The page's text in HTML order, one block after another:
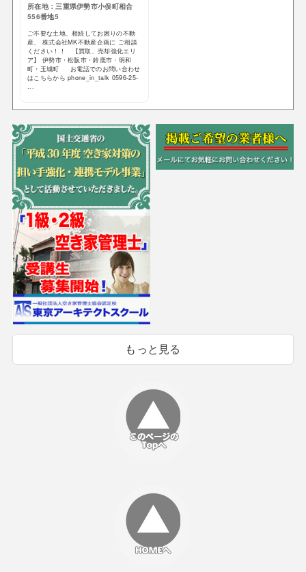
所在地：三重県伊勢市小俣町相合
556番地5
ご不要な土地、相続してお困りの不動
産、 株式会社MK不動産企画に ご相談
ください！！ 【買取、売却強化エリ
ア】 伊勢市・松阪市・鈴鹿市・明和
町・玉城町 お電話でのお問い合わせ
はこちらから phone_in_talk 0596-25-
...
もっと見る